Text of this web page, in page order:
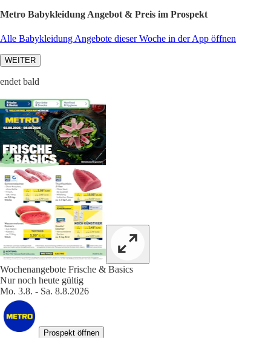
Metro Babykleidung Angebot & Preis im Prospekt
Alle Babykleidung Angebote dieser Woche in der App öffnen
WEITER
endet bald
Wochenangebote Frische & Basics
Nur noch heute gültig
Mo. 3.8. - Sa. 8.8.2026
Prospekt öffnen